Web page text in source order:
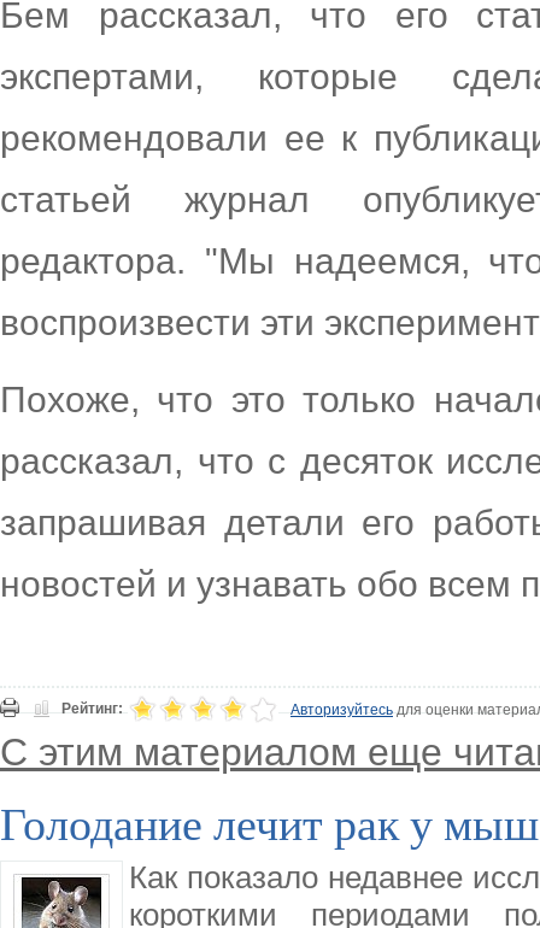
Бем рассказал, что его
экспертами, которые
рекомендовали ее к
статьей журнал
редактора. "Мы надеемся,
воспроизвести эти
Похоже, что это только
рассказал, что с десяток
запрашивая детали его
новостей и узнавать обо всем
Рейтинг: Авторизуйтесьдля оценки
С этим материалом еще
Голодание лечит рак у
Как показало недавнее
короткими периодами